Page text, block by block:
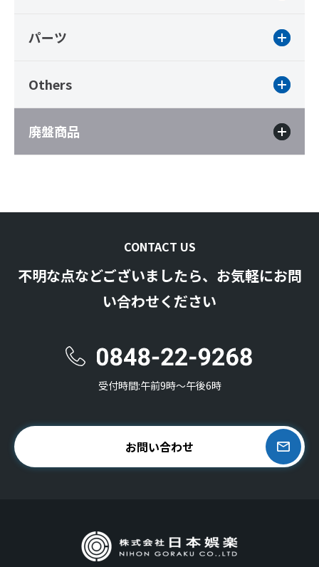
パーツ
Others
廃盤商品
CONTACT US
不明な点などございましたら、お気軽にお問
い合わせください
受付時間:午前9時〜午後6時
お問い合わせ